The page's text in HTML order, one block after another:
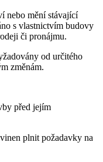
nebo mění stávající
s vlastnictvím budovy
či pronájmu.
od určitého
změnám.
před jejím
plnit požadavky na